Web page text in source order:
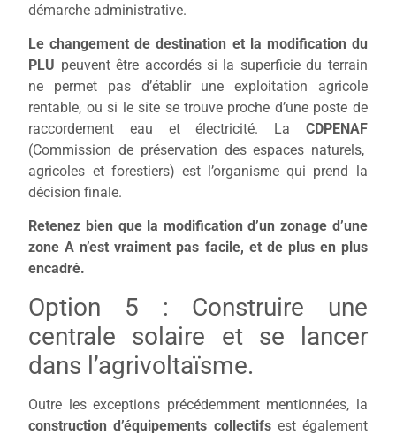
démarche administrative.
Le changement de destination et la modification du
PLU peuvent être accordés si la superficie du terrain
ne permet pas
d’établirune exploitation agricole
rentable, ou si le site se trouve proche d’une poste de
raccordement eau et électricité. La
CDPENAF
(Commission de préservation des espaces naturels,
agricoles et forestiers) est l’organisme qui prend la
décision finale.
Retenez bien que la modification d’un zonage d’une
zone A n’est vraiment pas facile, et de plus en plus
encadré.
Option 5 : Construire une
centrale solaire et se lancer
dans l’agrivoltaïsme.
Outre les exceptions précédemment mentionnées, la
construction d’équipements collectifsest également